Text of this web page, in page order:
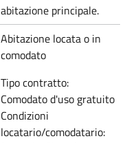
abitazione principale.
Abitazione locata o in
comodato
Tipo contratto:
Comodato d'uso gratuito
Condizioni
locatario/comodatario: